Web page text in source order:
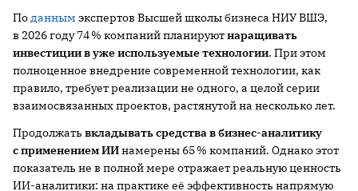
По данным экспертов Высшей школы бизнеса НИУ ВШЭ,
в 2026 году 74 % компаний планируютнаращивать
инвестиции в уже используемые технологии. При этом
полноценное внедрение современной технологии, как
правило, требует реализации не одного, а целой серии
взаимосвязанных проектов, растянутой на несколько лет.
Продолжать вкладывать средства в бизнес-аналитику
с применением ИИнамерены 65 % компаний. Однако этот
показатель не в полной мере отражает реальную ценность
ИИ-аналитики: на практике её эффективность напрямую